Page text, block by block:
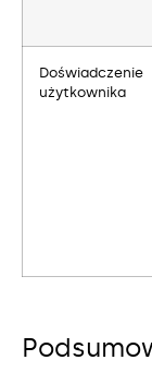
Doświadczenie
użytkownika